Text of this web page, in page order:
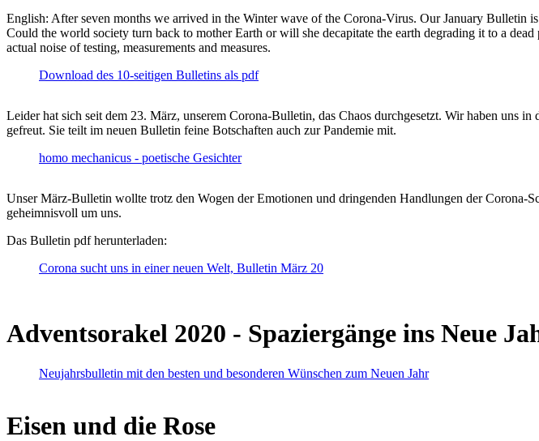
English: After seven months we arrived in the Winter wave of the Corona-Virus. Our January
Could the world society turn back to mother Earth or will she decapitate the earth degrading it to a
actual noise of testing, measurements and measures.
Download des 10-seitigen Bulletins als pdf
Leider hat sich seit dem 23. März, unserem Corona-Bulletin, das Chaos durchgesetzt. Wir haben uns
gefreut. Sie teilt im neuen Bulletin feine Botschaften auch zur Pandemie mit.
homo mechanicus - poetische Gesichter
Unser März-Bulletin wollte trotz den Wogen der Emotionen und dringenden Handlungen der Corona-
geheimnisvoll um uns.
Das Bulletin pdf herunterladen:
Corona sucht uns in einer neuen Welt, Bulletin März 20
Adventsorakel 2020 - Spaziergänge ins Neue
Neujahrsbulletin mit den besten und besonderen Wünschen zum Neuen Jahr
Eisen und die Rose